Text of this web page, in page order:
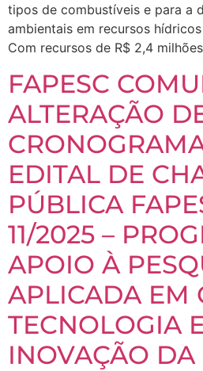
tipos de combustíveis e para a
ambientais em recursos
Com recursos de R$ 2,4
FAPESC
ALTERAÇÃO
EDITAL DE
PÚBLICA
11/2025 –
APOIO À
APLICADA EM
TECNOLOGIA
INOVAÇÃO DA